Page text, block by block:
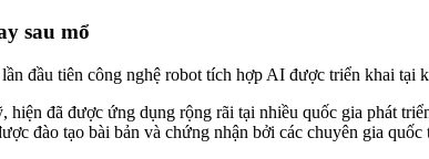
sau mổ
đầu tiên công nghệ robot tích hợp AI được triển khai tại
đã được ứng dụng rộng rãi tại nhiều quốc gia phát
đào tạo bài bản và chứng nhận bởi các chuyên gia quốc